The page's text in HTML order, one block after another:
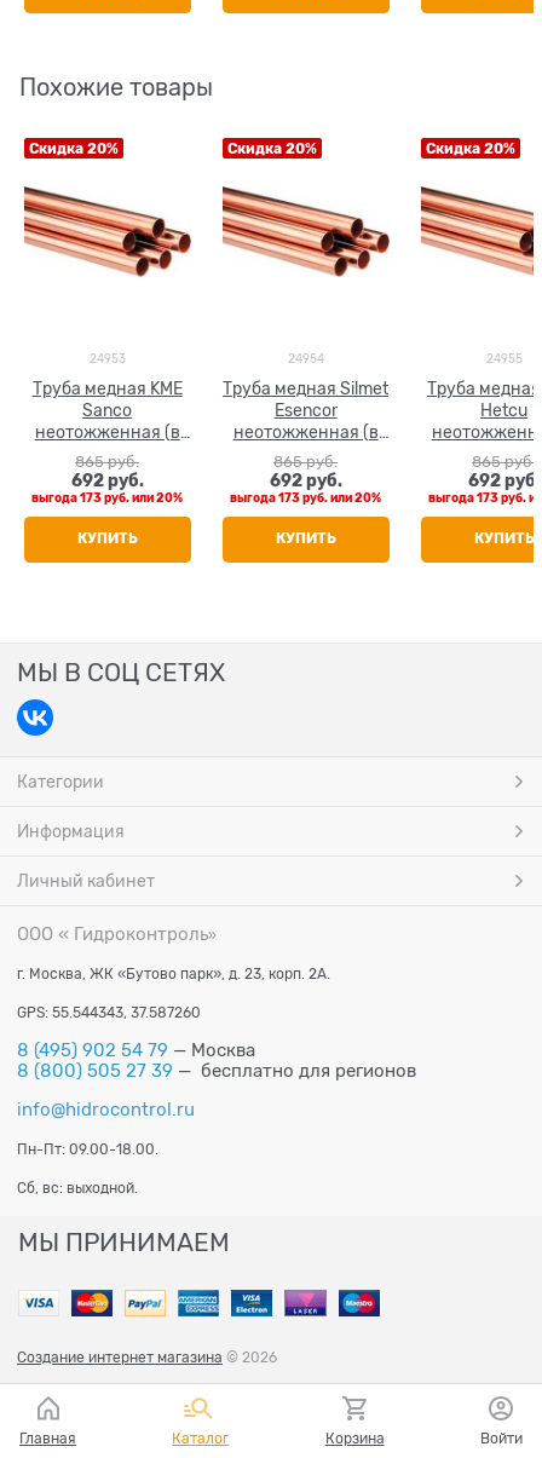
Похожие товары
Скидка 20%
24953
Труба медная KME
Sanco
неотожженная (в
штанге 5 м) 22 x 1.0
865 руб.
692 руб.
выгода173 руб.или20%
КУПИТЬ
Скидка 20%
24954
Труба медная Silmet
Esencor
неотожженная (в
штанге 5 м) 22 x 1.0
865 руб.
692 руб.
выгода173 руб.или20%
КУПИТЬ
Скидка 20%
24955
Труба медная
Hetcu
штанге 5 м)
865 руб.
692 руб.
выгода173 руб.
КУПИТЬ
МЫ В СОЦ СЕТЯХ
Категории
Информация
Личный кабинет
ООО « Гидроконтроль»
г. Москва, ЖК «Бутово парк», д. 23, корп. 2А.
GPS: 55.544343, 37.587260
8 (495) 902 54 79 — Москва
8 (800) 505 27 39 — бесплатно для регионов
info@hidrocontrol.ru
Пн-Пт: 09.00-18.00.
Сб, вс: выходной.
МЫ ПРИНИМАЕМ
Создание интернет магазина © 2026
Главная Каталог Корзина Войти